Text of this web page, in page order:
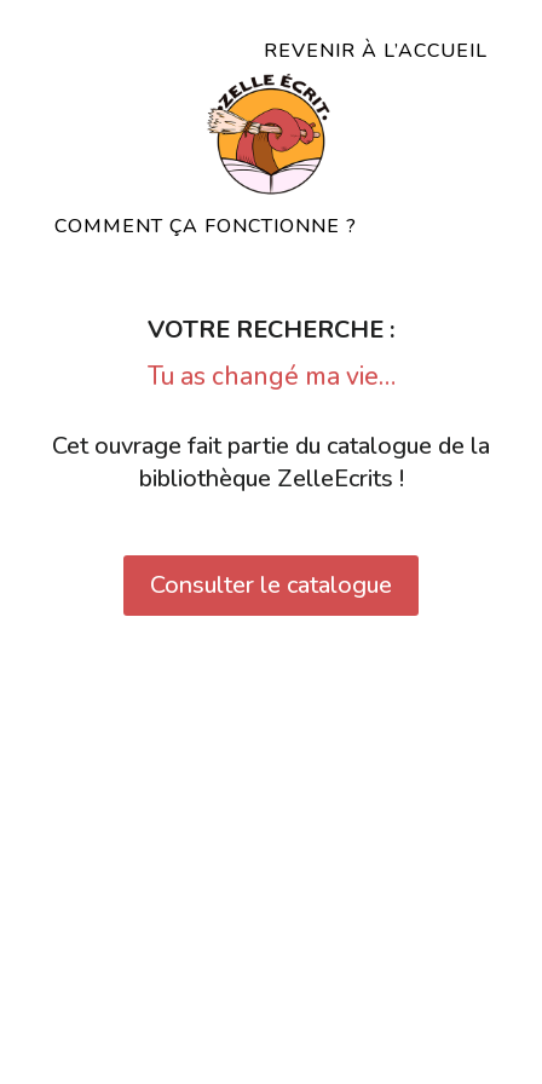
REVENIR À L’ACCUEIL
COMMENT ÇA FONCTIONNE ?
VOTRE RECHERCHE :
Tu as changé ma vie…
Cet ouvrage fait partie du catalogue de la
bibliothèque ZelleEcrits !
Consulter le catalogue